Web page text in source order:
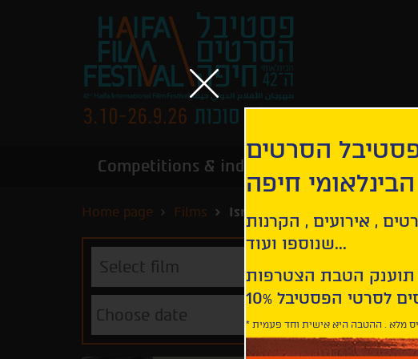
Competitions & industry
Home page Films Israeli Short Films
film
Choose date
פסטיבל הסרטים
הבינלאומי חיפה
, אירועים , הקרנות
שנוספו ועוד...